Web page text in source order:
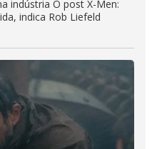
indústria O post X-Men:
indica Rob Liefeld